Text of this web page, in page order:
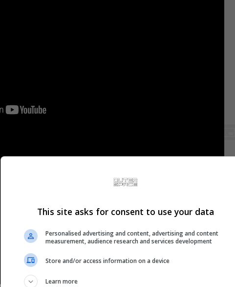
This site asks for consent to use your data
Personalised advertising and content, advertising and content
measurement, audience research and services development
Store and/or access information on a device
Learn more